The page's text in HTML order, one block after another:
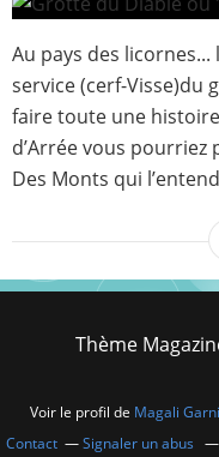
Au pays des
service (cerf-Visse)du
faire toute une
d’Arrée vous pourriez
Des Monts qui
Thème
Voir le profil de Magali
Contact
Signaler un abus